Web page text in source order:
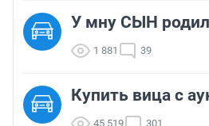
У мну СЫН
1 881 39
Купить вица с
45 519 301